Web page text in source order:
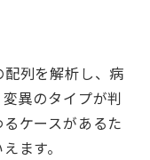
列を解析し、病
異のタイプが判
ケースがあるた
ます。